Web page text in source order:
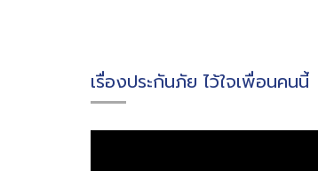
เรื่องประกันภัย ไว้ใจเพื่อนคนนี้